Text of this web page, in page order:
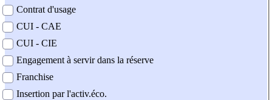
Contrat d'usage
CUI - CAE
CUI - CIE
Engagement à servir dans la réserve
Franchise
Insertion par l'activ.éco.